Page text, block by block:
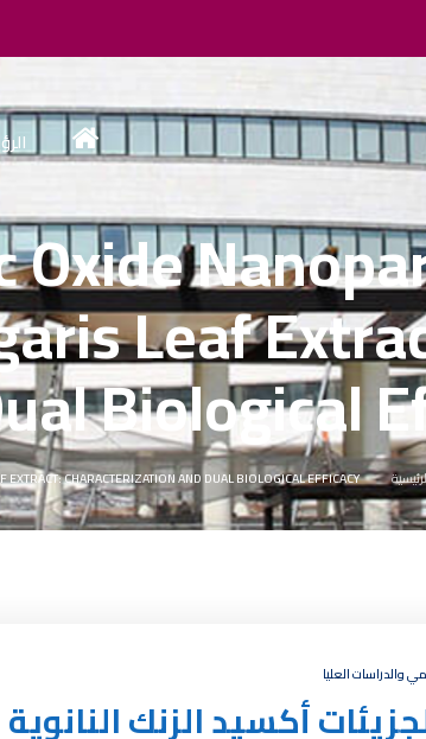
Leaf
Biological
CHARACTERIZATION AND DUAL BIOLOGICAL EFFICACY
والدراسات العليا
أكسيد الزنك